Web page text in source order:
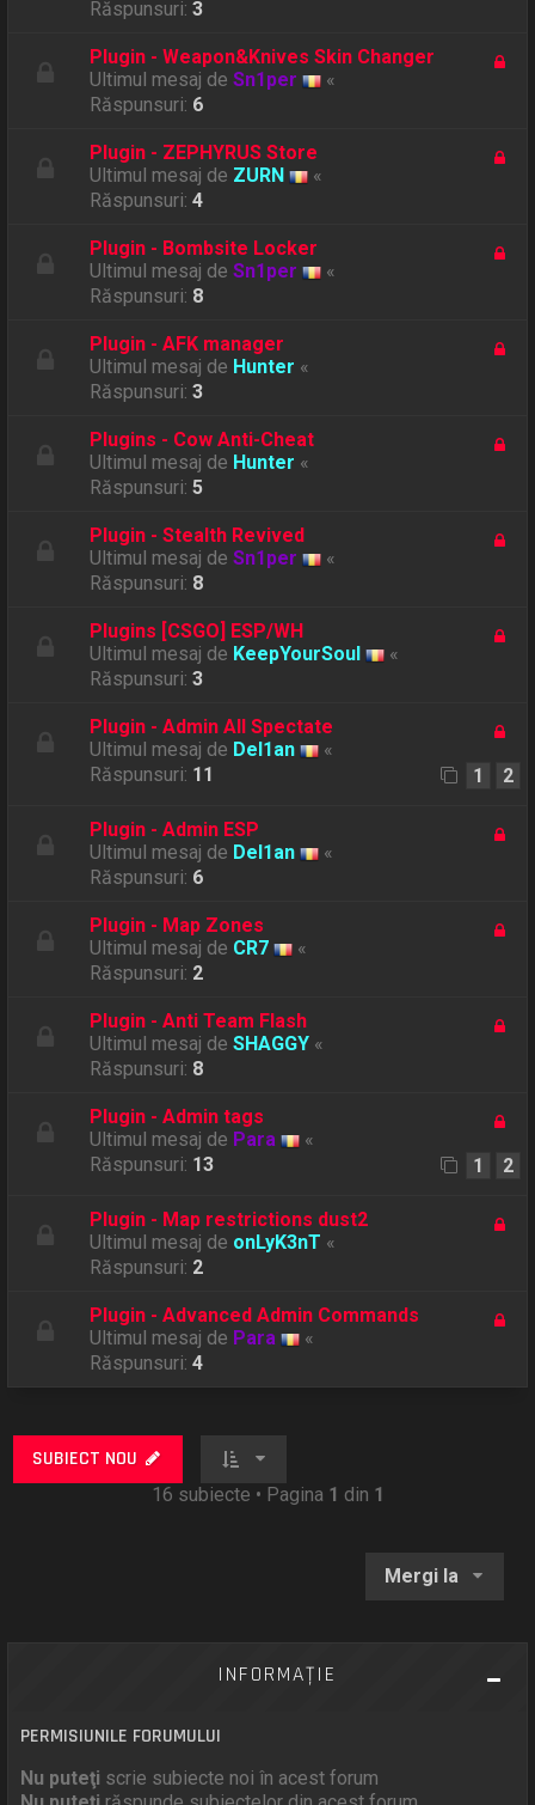
Răspunsuri:3
Plugin - Weapon&Knives Skin Changer
Ultimul mesaj deSn1per
«
Răspunsuri: 6
Plugin - ZEPHYRUS Store
Ultimul mesaj de ZURN
«
Răspunsuri:4
Plugin - Bombsite Locker
Ultimul mesaj deSn1per
«
Răspunsuri: 8
Plugin - AFK manager
Ultimul mesaj de Hunter «
Răspunsuri:3
Plugins - Cow Anti-Cheat
Ultimul mesaj de Hunter «
Răspunsuri:5
Plugin - Stealth Revived
Ultimul mesaj deSn1per
«
Răspunsuri: 8
Plugins [CSGO] ESP/WH
Ultimul mesaj de KeepYourSoul
«
Răspunsuri:3
Plugin - Admin All Spectate
Ultimul mesaj de Del1an
«
Răspunsuri: 11 1 2
Plugin - Admin ESP
Ultimul mesaj de Del1an
«
Răspunsuri: 6
Plugin - Map Zones
Ultimul mesaj de CR7
«
Răspunsuri: 2
Plugin - Anti Team Flash
Ultimul mesaj deSHAGGY «
Răspunsuri: 8
Plugin - Admin tags
Ultimul mesaj de Para
«
Răspunsuri: 13 1 2
Plugin - Map restrictions dust2
Ultimul mesaj de onLyK3nT «
Răspunsuri: 2
Plugin - Advanced Admin Commands
Ultimul mesaj de Para
«
Răspunsuri:4
SUBIECT NOU
16 subiecte • Pagina 1 din 1
Mergi la
INFORMAŢIE
PERMISIUNILE FORUMULUI
Nu puteţi scrie subiecte noi în acest forum